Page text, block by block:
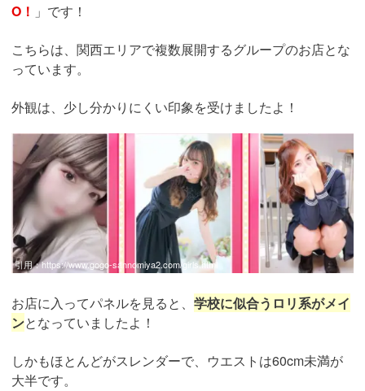
O！ 」です！
こちらは、関西エリアで複数展開するグループのお店とな
っています。
外観は、少し分かりにくい印象を受けましたよ！
引用：https://www.gogo-sannomiya2.com/girls.html
お店に入ってパネルを見ると、 学校に似合うロリ系がメイ
ンとなっていましたよ！
しかもほとんどがスレンダーで、ウエストは60cm未満が
大半です。